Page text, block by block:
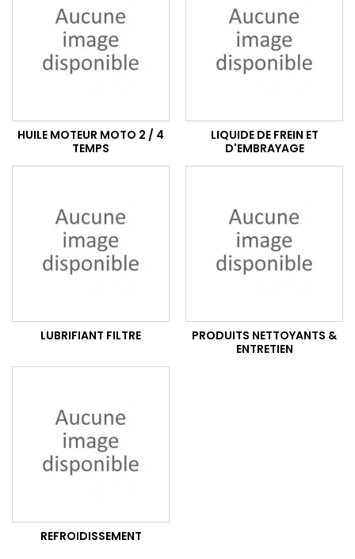
HUILE MOTEUR MOTO 2 / 4
TEMPS
LIQUIDE DE FREIN ET
D'EMBRAYAGE
LUBRIFIANT FILTRE
PRODUITS NETTOYANTS &
ENTRETIEN
REFROIDISSEMENT